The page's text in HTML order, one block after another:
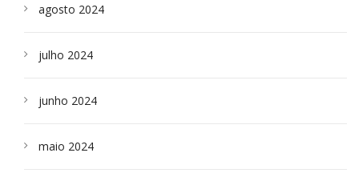
agosto 2024
julho 2024
junho 2024
maio 2024